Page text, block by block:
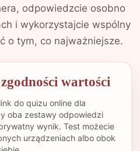
odpowiedzcie osobno
i wykorzystajcie wspólny
o tym, co najważniejsze.
wartości
do quizu online dla
oba zestawy odpowiedzi
wynik. Test możecie
urządzeniach albo obok